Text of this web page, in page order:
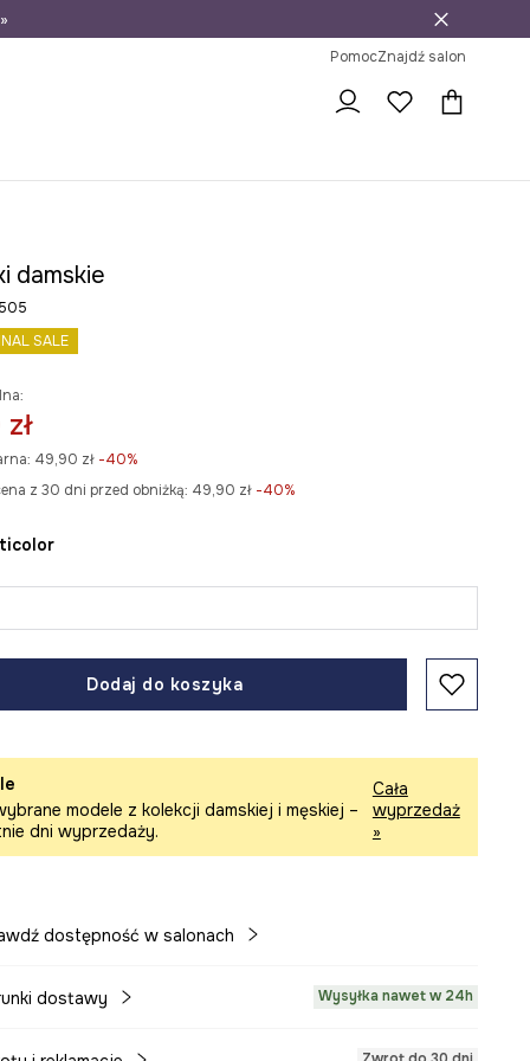
na zwrot
PomocZnajdź salon
damskie
SALE
49,90 zł-40%
z 30 dni przed obniżką: 49,90 zł -40%
Dodaj do koszyka
modele z kolekcji damskiej i męskiej –
dni wyprzedaży.
Cała
wyprzedaż
»
dostępność w salonach
dostawy Wysyłka nawet w 24h